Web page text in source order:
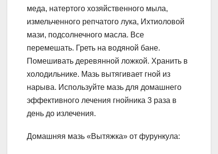
меда, натертого хозяйственного мыла,
измельченного репчатого лука, Ихтиоловой
мази, подсолнечного масла. Все
перемешать. Греть на водяной бане.
Помешивать деревянной ложкой. Хранить в
холодильнике. Мазь вытягивает гной из
нарыва. Используйте мазь для домашнего
эффективного лечения гнойника 3 раза в
день до излечения.
Домашняя мазь «Вытяжка» от фурункула: